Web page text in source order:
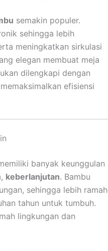
semakin populer.
sehingga lebih
meningkatkan sirkulasi
elegan membuat meja
dilengkapi dengan
efisiensi
banyak keunggulan
keberlanjutan. Bambu
sehingga lebih ramah
tahun untuk tumbuh.
lingkungan dan